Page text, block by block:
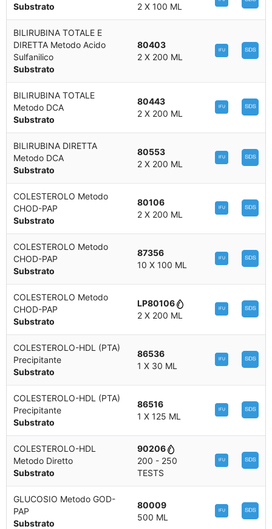
Substrato
2 X 100 ML
BILIRUBINA TOTALE E
DIRETTA Metodo Acido
Sulfanilico
Substrato
80403
2 X 200 ML
BILIRUBINA TOTALE
Metodo DCA
Substrato
80443
2 X 200 ML
BILIRUBINA DIRETTA
Metodo DCA
Substrato
80553
2 X 200 ML
COLESTEROLO Metodo
CHOD-PAP
Substrato
80106
2 X 200 ML
COLESTEROLO Metodo
CHOD-PAP
Substrato
87356
10 X 100 ML
COLESTEROLO Metodo
CHOD-PAP
Substrato
LP80106
2 X 200 ML
COLESTEROLO-HDL (PTA)
Precipitante
Substrato
86536
1 X 30 ML
COLESTEROLO-HDL (PTA)
Precipitante
Substrato
86516
1 X 125 ML
COLESTEROLO-HDL
Metodo Diretto
Substrato
90206
200 - 250
TESTS
GLUCOSIO Metodo GOD-
PAP
Substrato
80009
500 ML